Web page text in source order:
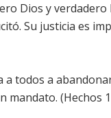
Dios y
Su justicia es
a todos a
(Hechos